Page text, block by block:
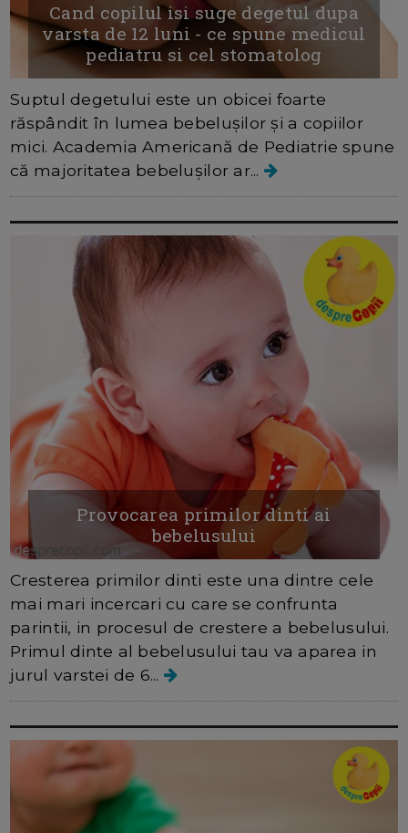
Cand copilul isi suge degetul dupa
varsta de 12 luni - ce spune medicul
pediatru si cel stomatolog
Suptul degetului este un obicei foarte
răspândit în lumea bebelușilor și a copiilor
mici. Academia Americană de Pediatrie spune
că majoritatea bebelușilor ar...
Provocarea primilor dinti ai
bebelusului
Cresterea primilor dinti este una dintre cele
mai mari incercari cu care se confrunta
parintii, in procesul de crestere a bebelusului.
Primul dinte al bebelusului tau va aparea in
jurul varstei de 6...